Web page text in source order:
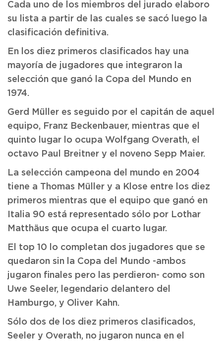
Cada uno de los miembros del jurado elaboro
su lista a partir de las cuales se sacó luego la
clasificación definitiva.
En los diez primeros clasificados hay una
mayoría de jugadores que integraron la
selección que ganó la Copa del Mundo en
1974.
Gerd Müller es seguido por el capitán de aquel
equipo, Franz Beckenbauer, mientras que el
quinto lugar lo ocupa Wolfgang Overath, el
octavo Paul Breitner y el noveno Sepp Maier.
La selección campeona del mundo en 2004
tiene a Thomas Müller y a Klose entre los diez
primeros mientras que el equipo que ganó en
Italia 90 está representado sólo por Lothar
Matthäus que ocupa el cuarto lugar.
El top 10 lo completan dos jugadores que se
quedaron sin la Copa del Mundo -ambos
jugaron finales pero las perdieron- como son
Uwe Seeler, legendario delantero del
Hamburgo, y Oliver Kahn.
Sólo dos de los diez primeros clasificados,
Seeler y Overath, no jugaron nunca en el